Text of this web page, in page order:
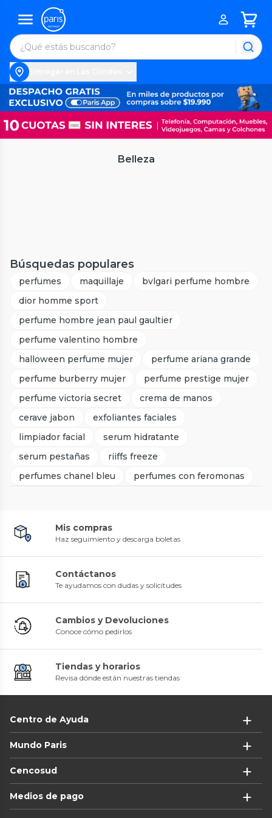
Belleza
Búsquedas populares
perfumes maquillaje
bvlgari perfume hombre
dior homme sport
perfume hombre jean paul gaultier
perfume valentino hombre
halloween perfume mujer
perfume ariana grande
perfume burberry mujer
perfume prestige mujer
perfume victoria secret
crema de manos
cerave jabon
exfoliantes faciales
limpiador facial
serum hidratante
serum pestañas
riiffs freeze
perfumes chanel bleu
perfumes con feromonas
Mis compras
Haz seguimiento y descarga boletas
Contáctanos
Te ayudamos con dudas y solicitudes
Cambios y Devoluciones
Conoce cómo pedirlos
Tiendas y horarios
Revisa dónde están nuestras tiendas
Centro de Ayuda
Mundo Paris
Cencosud
Medios de pago